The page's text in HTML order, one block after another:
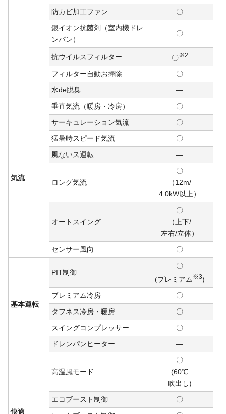
防カビ加工ファン
〇
銀イオン抗菌剤（室内機ドレ
ンパン）
〇
抗ウイルスフィルター 〇※2
フィルター自動お掃除
〇
水de脱臭
―
気流
垂直気流（暖房・冷房）
〇
サーキュレーション気流
〇
猛暑時スピード気流
〇
風ないス運転
―
ロング気流
〇
（12m/
4.0kW以上）
オートスイング
〇
（上下/
左右/立体）
センサー風向
〇
基本運転
PIT制御
〇
(プレミアム ※3)
プレミアム冷房
〇
タフネス冷房・暖房
〇
スイングコンプレッサー
〇
ドレンパンヒーター
―
快適
高温風モード
〇
(60℃
吹出し)
エコブースト制御
〇